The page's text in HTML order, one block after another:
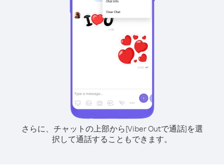
さらに、チャットの上部から[Viber Outで通話]を選
択して通話することもできます。